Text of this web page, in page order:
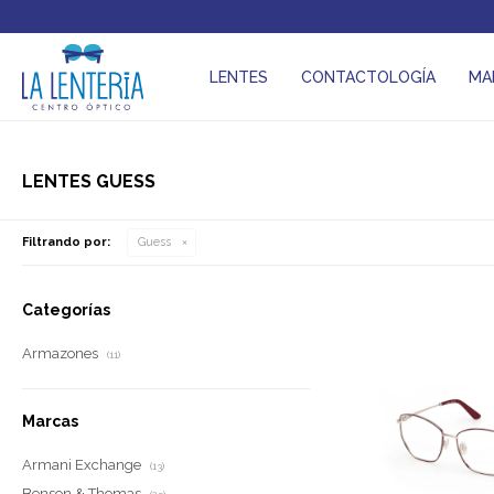
LENTES CONTACTOLOGÍA
LENTES GUESS
Filtrando por: Guess
Categorías
Armazones (11)
Marcas
Armani Exchange (13)